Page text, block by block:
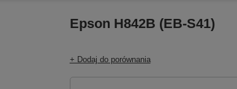
Epson H842B (EB-S41)
+ Dodaj do porównania